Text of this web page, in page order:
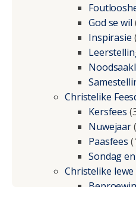
God se wil
Inspirasie
Christelike
Kersfees
Nuwejaar
Paasfees
Sondag
Christelike lewe